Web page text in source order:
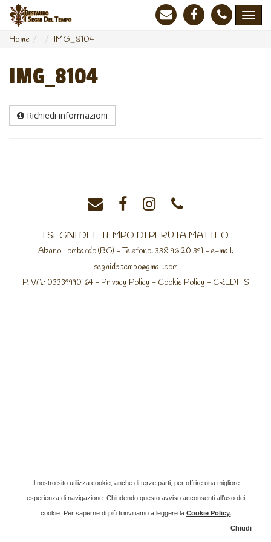
Home IMG_8104
IMG_8104
Richiedi informazioni
I SEGNI DEL TEMPO DI PERUTA MATTEO
Alzano Lombardo (BG) - Telefono: 338 96 20 391 - e-mail:
segnideltempo@gmail.com
P.IVA.: 03339990164 - Privacy Policy - Cookie Policy - CREDITS
Il nostro sito utilizza cookie, anche di terze parti, per offrire una migliore
esperienza di navigazione. Chiudendo questo avviso acconsenti all’uso dei
cookie. Per saperne di più ti invitiamo a leggere la Cookie Policy.
Chiudi